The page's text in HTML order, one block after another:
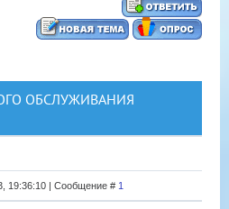
ОБСЛУЖИВАНИЯ
19:36:10 | Сообщение # 1